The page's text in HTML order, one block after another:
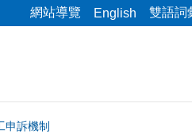
網站導覽 English 雙語詞
申訴機制